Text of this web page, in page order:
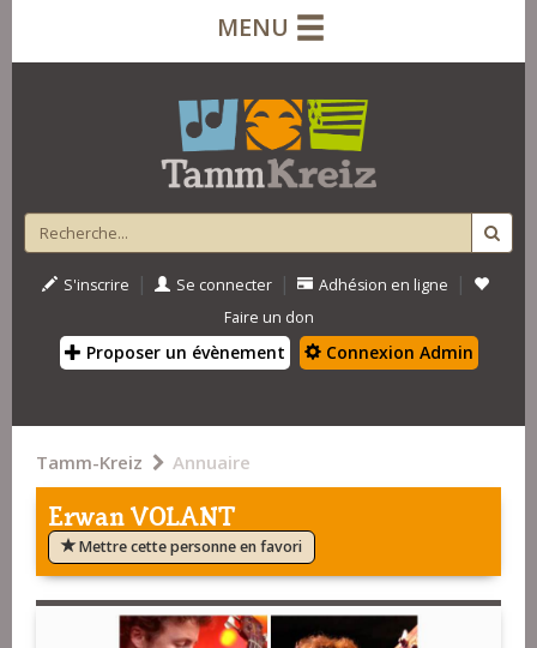
MENU
S'inscrire | Se connecter | Adhésion en ligne |
Faire un don
Proposer un évènement Connexion Admin
Tamm-Kreiz Annuaire
Erwan VOLANT
Mettre cette personne en favori